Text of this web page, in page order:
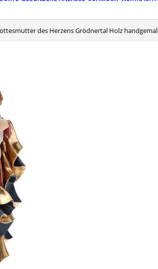
Gottesmutter des Herzens Grödnertal Holz